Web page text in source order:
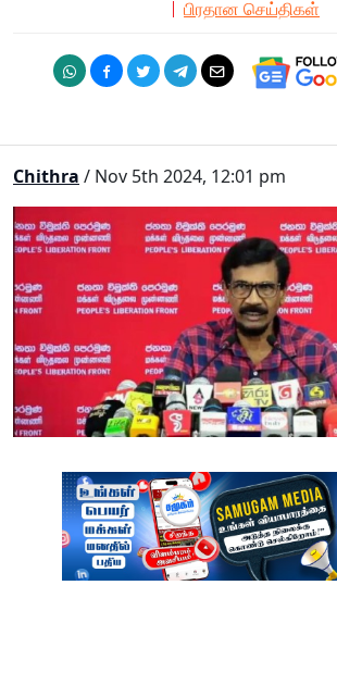
பிரதான செய்திகள்
Chithra / Nov 5th 2024, 12:01 pm